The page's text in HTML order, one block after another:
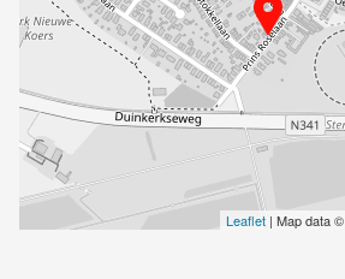
Leaflet | Map data ©